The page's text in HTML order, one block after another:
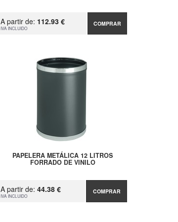
A partir de: 112.93 €
IVA INCLUIDO
COMPRAR
PAPELERA METÁLICA 12 LITROS
FORRADO DE VINILO
A partir de:44.38 €
IVA INCLUIDO
COMPRAR